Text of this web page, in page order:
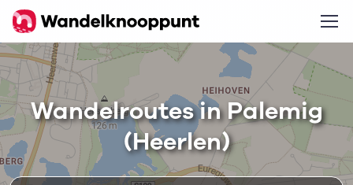
Wandelroutes in Palemig
(Heerlen)